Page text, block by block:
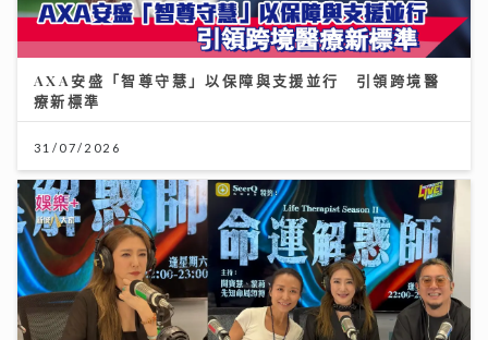
AXA安盛「智尊守慧」以保障與支援並行 引領跨境醫
療新標準
31/07/2026